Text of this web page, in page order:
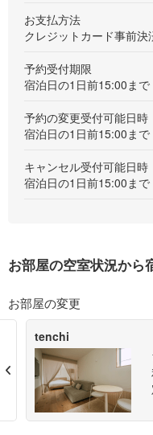
お支払方法
クレジットカード事前決
予約受付期限
宿泊日の1日前15:00まで
予約の変更受付可能日時
宿泊日の1日前15:00まで
キャンセル受付可能日時
宿泊日の1日前15:00まで
お部屋の空室状況から
お部屋の変更
Previous
tenchi